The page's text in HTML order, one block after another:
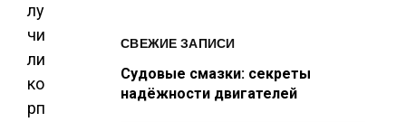
лу
чи
ли
ко
рп
СВЕЖИЕ ЗАПИСИ
Судовые смазки: секреты
надёжности двигателей